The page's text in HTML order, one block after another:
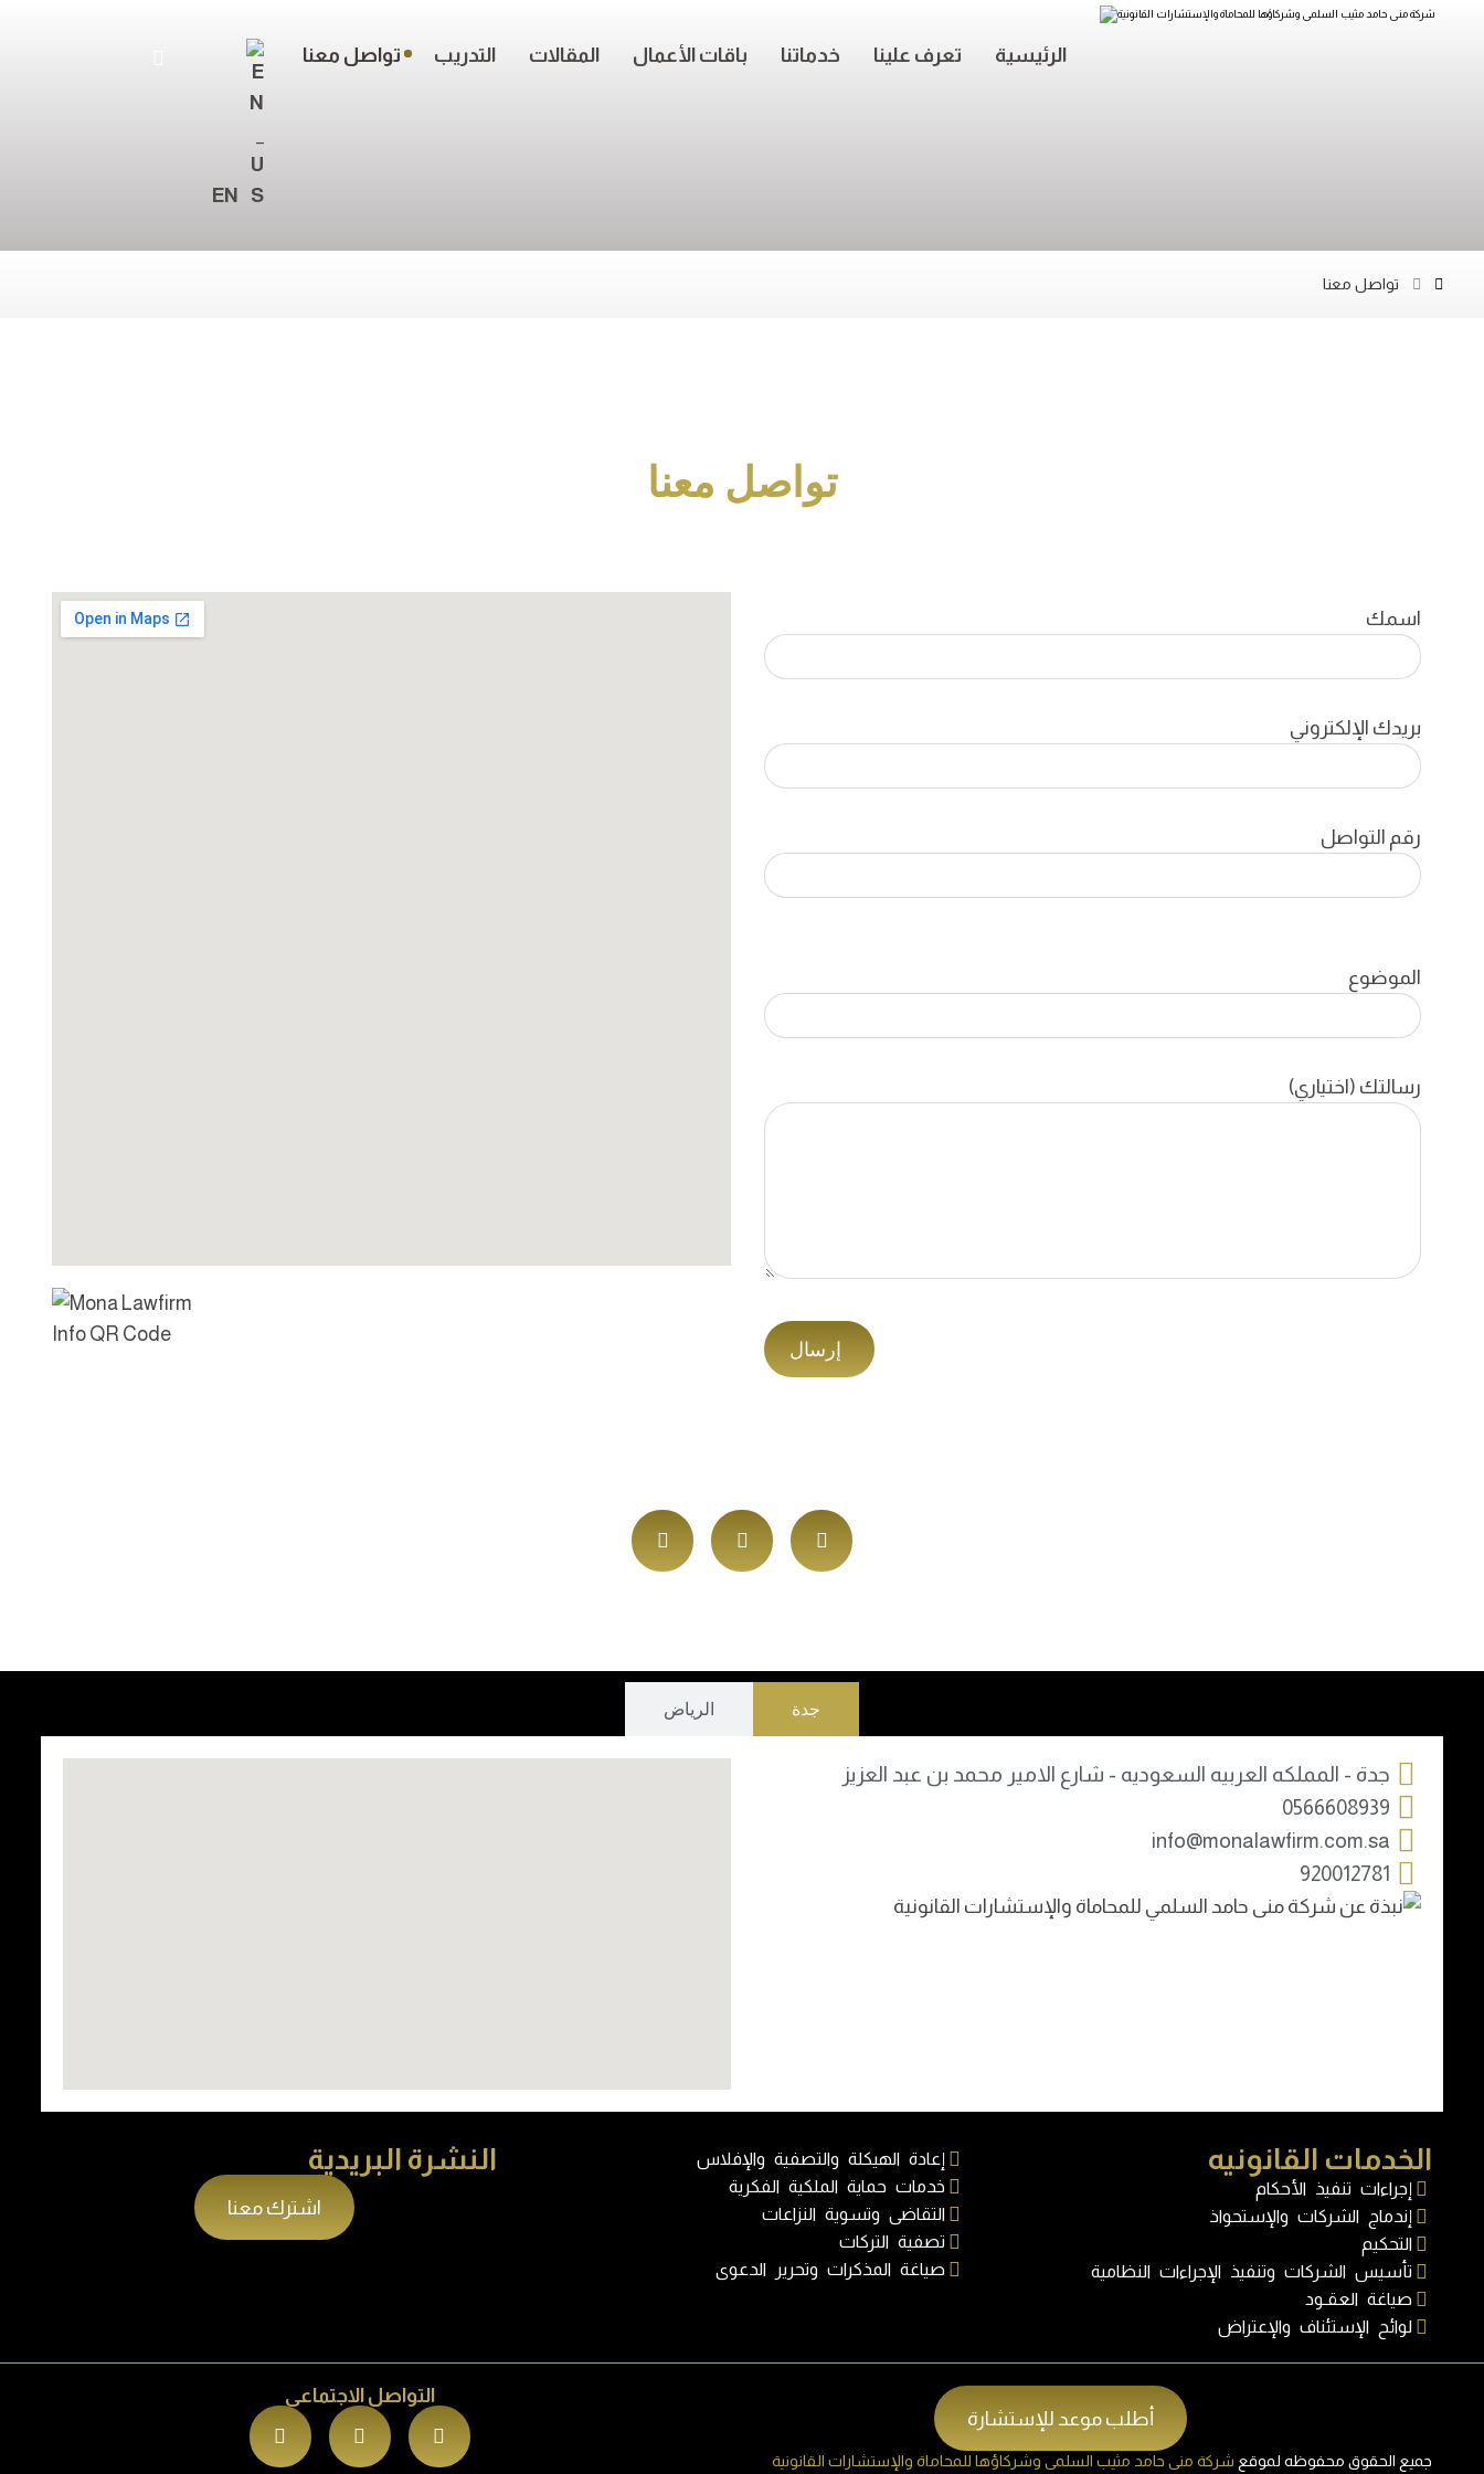
الرئيسية تعرف علينا خدماتنا باقات الأعمال المقالات التدريب تواصل معنا
EN
تواصل معنا
تواصل معنا
اسمك
بريدك الإلكتروني
رقم التواصل
الموضوع
رسالتك (اختياري)
جدة الرياض
جدة - المملكه العربيه السعوديه - شارع الامير محمد بن عبد العزيز
0566608939
info@monalawfirm.com.sa
920012781
النشرة البريدية
اشترك معنا
إعادة الهيكلة والتصفية والإفلاس
خدمات حماية الملكية الفكرية
التقاضى وتسوية النزاعات
تصفية التركات
صياغة المذكرات وتحرير الدعوى
الخدمات القانونيه
إجراءات تنفيذ الأحكام
إندماج الشركات والإستحواذ
التحكيم
تأسيس الشركات وتنفيذ الإجراءات النظامية
صياغة العقـود
لوائح الإستئناف والإعتراض
التواصل الاجتماعى
أطلب موعد للإستشارة
جميع الحقوق محفوظه لموقع شركة منى حامد مثيب السلمى وشركاؤها للمحاماة والإستشارات القانونية